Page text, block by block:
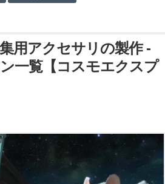
集用アクセサリの製作 -
一覧【コスモエクスプ